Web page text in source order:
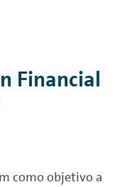
Financial
como objetivo a